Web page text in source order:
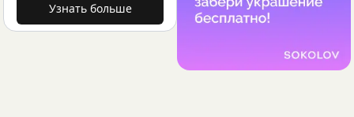
Узнать больше